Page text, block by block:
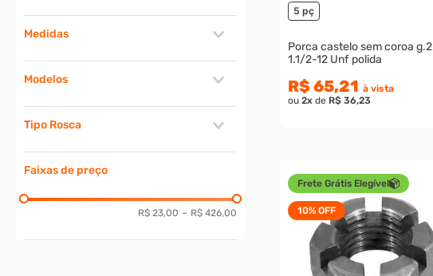
MASTER PAR
Medidas
M 10
M 12
M 16
M 20
Modelos
Porca Castelo sem Coroa
Tipo Rosca
MA
MB
Faixas de preço
R$ 23,00 – R$ 426,00
5 pç
Porca castelo sem coroa g.2 -
1.1/2-12 Unf polida
R$ 65,21 à vista
ou 2x de R$ 36,23
Frete Grátis Elegível
10% OFF